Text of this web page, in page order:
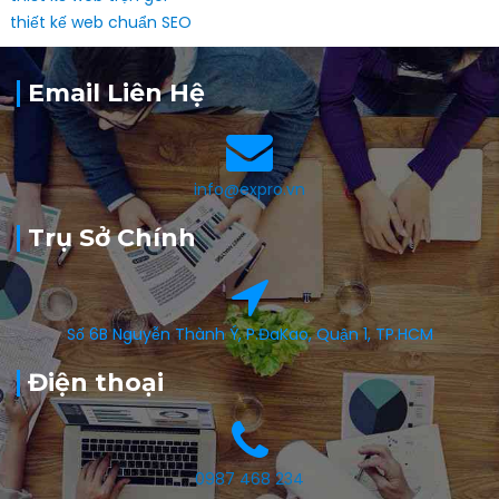
thiết kế web chuẩn SEO
Email Liên Hệ
info@expro.vn
Trụ Sở Chính
Số 6B Nguyễn Thành Ý, P.ĐaKao, Quận 1, TP.HCM
Điện thoại
0987 468 234